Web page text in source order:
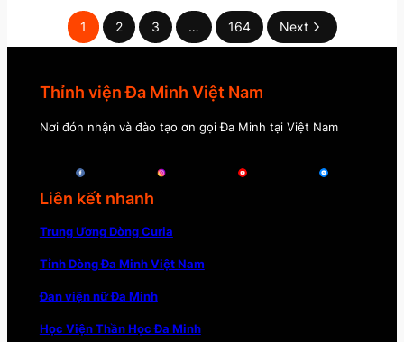
1 2 3 … 164 Next
Thỉnh viện Đa Minh Việt Nam
Nơi đón nhận và đào tạo ơn gọi Đa Minh tại Việt Nam
Liên kết nhanh
Trung Ương Dòng Curia
Tỉnh Dòng Đa Minh Việt Nam
Đan viện nữ Đa Minh
Học Viện Thần Học Đa Minh